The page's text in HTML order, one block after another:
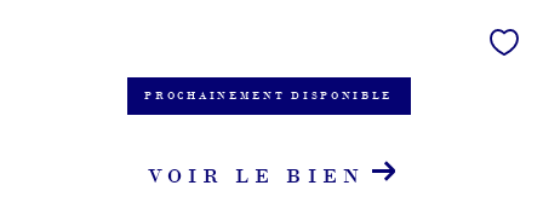
PROCHAINEMENT DISPONIBLE
VOIR LE BIEN